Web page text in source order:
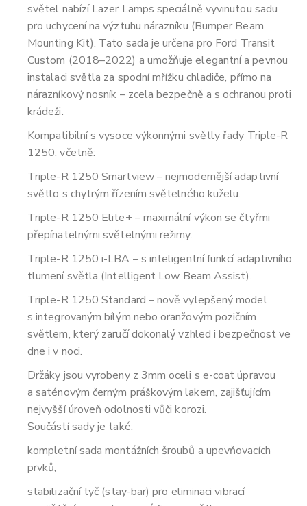
světel nabízí Lazer Lamps speciálně vyvinutou sadu
pro uchycení na výztuhu nárazníku (Bumper Beam
Mounting Kit). Tato sada je určena pro Ford Transit
Custom (2018–2022) a umožňuje elegantní a pevnou
instalaci světla za spodní mřížku chladiče, přímo na
nárazníkový nosník – zcela bezpečně a s ochranou proti
krádeži.
Kompatibilní s vysoce výkonnými světly řady Triple-R
1250, včetně:
Triple-R 1250 Smartview – nejmodernější adaptivní
světlo s chytrým řízením světelného kuželu.
Triple-R 1250 Elite+ – maximální výkon se čtyřmi
přepínatelnými světelnými režimy.
Triple-R 1250 i-LBA – s inteligentní funkcí adaptivního
tlumení světla (Intelligent Low Beam Assist).
Triple-R 1250 Standard – nově vylepšený model
s integrovaným bílým nebo oranžovým pozičním
světlem, který zaručí dokonalý vzhled i bezpečnost ve
dne i v noci.
Držáky jsou vyrobeny z 3mm oceli s e-coat úpravou
a saténovým černým práškovým lakem, zajišťujícím
nejvyšší úroveň odolnosti vůči korozi.
Součástí sady je také:
kompletní sada montážních šroubů a upevňovacích
prvků,
stabilizační tyč (stay-bar) pro eliminaci vibrací